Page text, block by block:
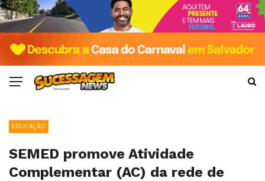
EDUCAÇÃO
SEMED promove Atividade
Complementar (AC) da rede de